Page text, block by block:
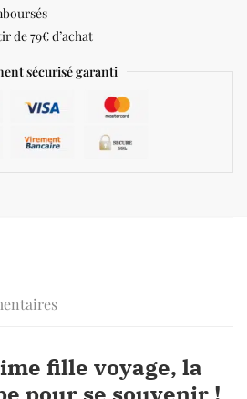
de 79€ d’achat
sécurisé garanti
fille voyage, la